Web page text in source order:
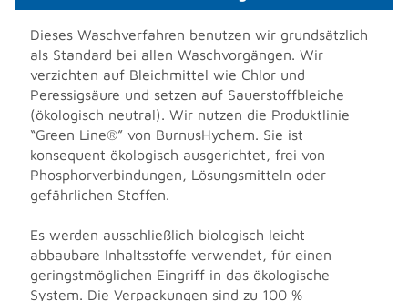
Dieses Waschverfahren benutzen wir grundsätzlich
als Standard bei allen Waschvorgängen. Wir
verzichten auf Bleichmittel wie Chlor und
Peressigsäure und setzen auf Sauerstoffbleiche
(ökologisch neutral). Wir nutzen die Produktlinie
“Green Line®” von BurnusHychem. Sie ist
konsequent ökologisch ausgerichtet, frei von
Phosphorverbindungen, Lösungsmitteln oder
gefährlichen Stoffen.
Es werden ausschließlich biologisch leicht
abbaubare Inhaltsstoffe verwendet, für einen
geringstmöglichen Eingriff in das ökologische
System. Die Verpackungen sind zu 100 %